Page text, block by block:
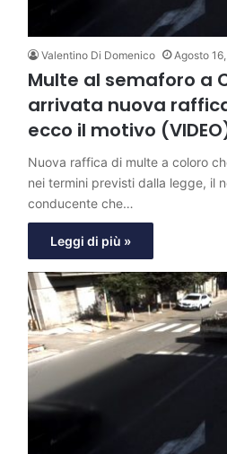
Valentino Di Domenico Agosto
Multe al semaforo a
arrivata nuova
ecco il motivo
Nuova raffica di multe a coloro
nei termini previsti dalla legge, il
conducente che…
Leggi di più »